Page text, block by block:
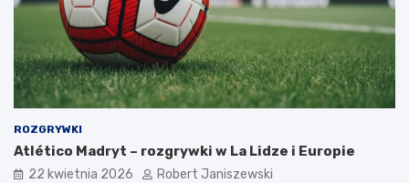
ROZGRYWKI
Atlético Madryt – rozgrywki w La Lidze i Europie
22 kwietnia 2026 Robert Janiszewski